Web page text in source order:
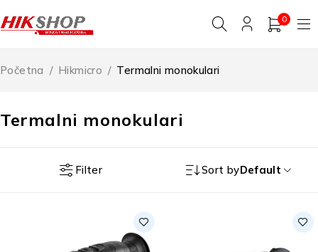
0
Termalni monokulari
Početna / Hikmicro / Termalni monokulari
Filter Sort byDefault